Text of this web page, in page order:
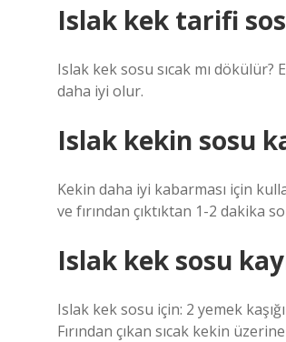
Islak kek tarifi
Islak kek sosu sıcak mı dökülür?
daha iyi olur.
Islak kekin sosu
Kekin daha iyi kabarması için
ve fırından çıktıktan 1-2 dakika
Islak kek sosu
Islak kek sosu için: 2 yemek
Fırından çıkan sıcak kekin